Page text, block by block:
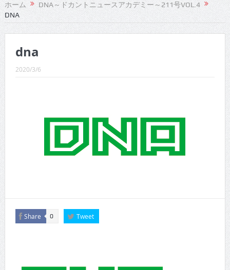
CINEMA×STYLE 291号
CINEMA×STYLE 289号
CINEMA×STYLE 286号
CINEMA×STYLE 294号
ホーム
DNA～ドカントニュースアカデミー～211号VOL.4
DNA
dna
2020/3/6
Share 0 Tweet